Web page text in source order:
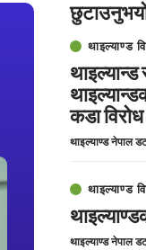
थाइल्याण्ड
कडा विरोध
थाइल्याण्ड नेपाल
थाइल्याण्ड
थाइल्याण्ड नेपाल